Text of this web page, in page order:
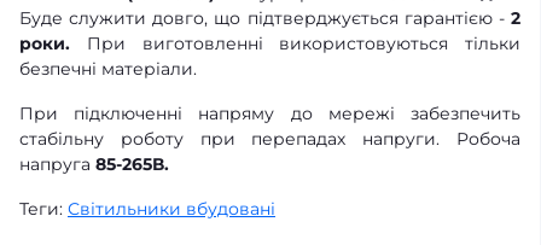
Буде служити довго, що підтверджується гарантією -2
роки. При виготовленні використовуються тільки
безпечні матеріали.
При підключенні напряму до мережі забезпечить
стабільну роботу при перепадах напруги. Робоча
напруга 85-265В.
Теги: Світильники вбудовані